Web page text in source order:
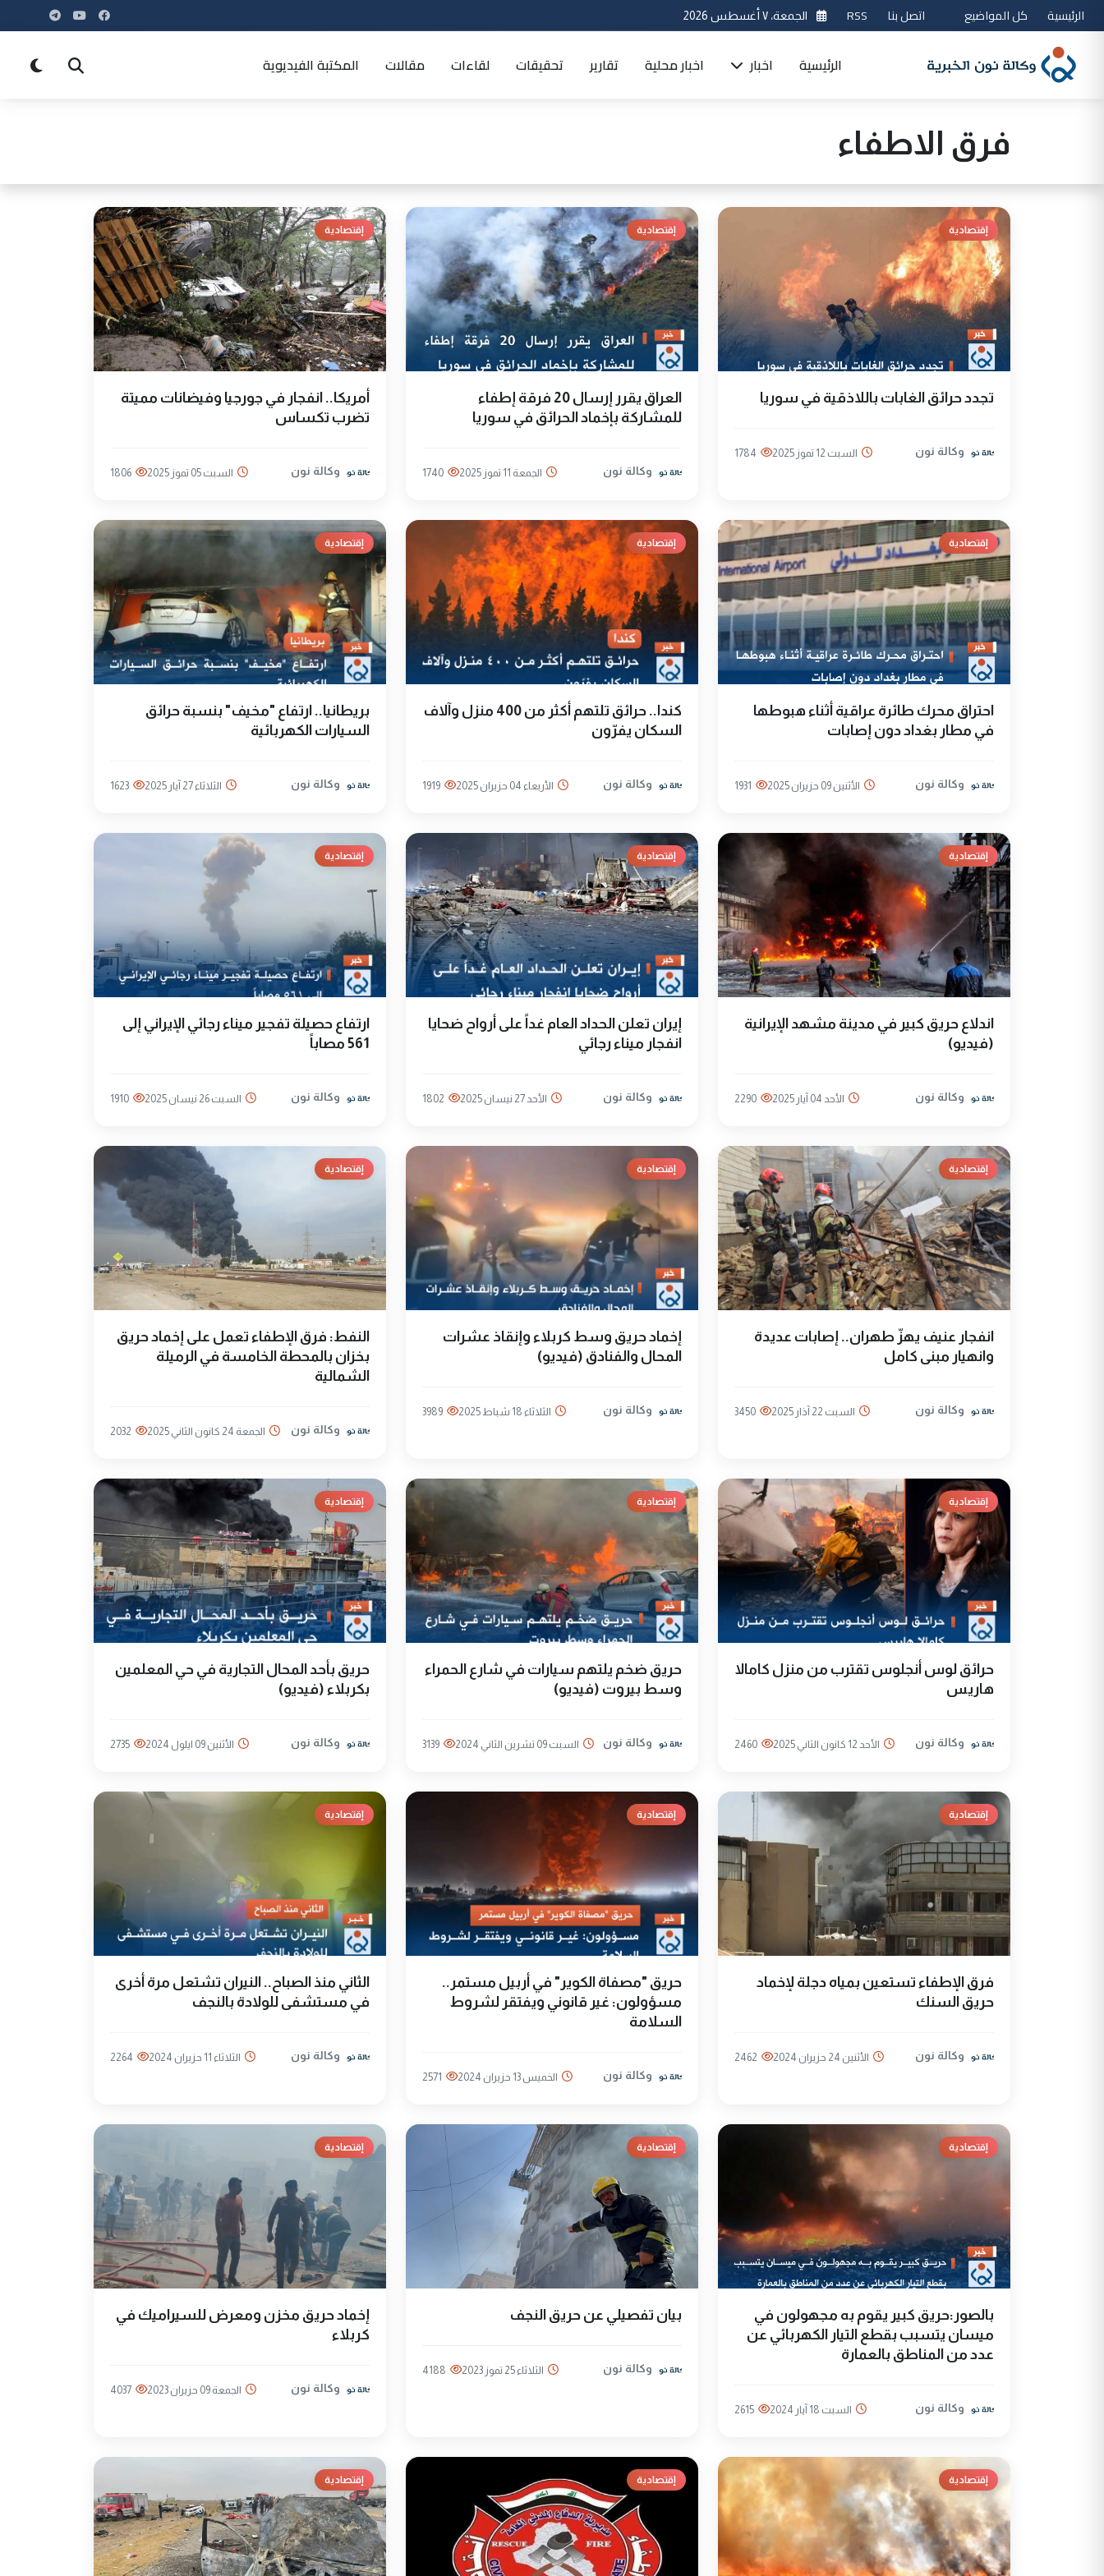
الرئيسية كل المواضيع اتصل بنا RSS الجمعة، ٧ أغسطس 2026
الرئيسية اخبار اخبار محلية تقارير تحقيقات لقاءات مقالات المكتبة الفيديوية
فرق الاطفاء
إقتصادية
تجدد حرائق الغابات باللاذقية في سوريا
وكالة نون السبت 12 تموز 2025 1784
إقتصادية
العراق يقرر إرسال 20 فرقة إطفاء
للمشاركة بإخماد الحرائق في سوريا
وكالة نون الجمعة 11 تموز 2025 1740
إقتصادية
أمريكا.. انفجار في جورجيا وفيضانات مميتة
تضرب تكساس
وكالة نون السبت 05 تموز 2025 1806
إقتصادية
احتراق محرك طائرة عراقية أثناء هبوطها
في مطار بغداد دون إصابات
وكالة نون الأثنين 09 حزيران 2025 1931
إقتصادية
كندا.. حرائق تلتهم أكثر من 400 منزل وآلاف
السكان يفرّون
وكالة نون الأربعاء 04 حزيران 2025 1919
إقتصادية
بريطانيا.. ارتفاع "مخيف" بنسبة حرائق
السيارات الكهربائية
وكالة نون الثلاثاء 27 آيار 2025 1623
إقتصادية
اندلاع حريق كبير في مدينة مشهد الإيرانية
(فيديو)
وكالة نون الأحد 04 آيار 2025 2290
إقتصادية
إيران تعلن الحداد العام غداً على أرواح ضحايا
انفجار ميناء رجائي
وكالة نون الأحد 27 نيسان 2025 1802
إقتصادية
ارتفاع حصيلة تفجير ميناء رجائي الإيراني إلى
561 مصاباً
وكالة نون السبت 26 نيسان 2025 1910
إقتصادية
انفجار عنيف يهزّ طهران.. إصابات عديدة
وانهيار مبنى كامل
وكالة نون السبت 22 آذار 2025 3450
إقتصادية
إخماد حريق وسط كربلاء وإنقاذ عشرات
المحال والفنادق (فيديو)
وكالة نون الثلاثاء 18 شباط 2025 3989
إقتصادية
النفط: فرق الإطفاء تعمل على إخماد حريق
بخزان بالمحطة الخامسة في الرميلة
الشمالية
وكالة نون الجمعة 24 كانون الثاني 2025 2032
إقتصادية
حرائق لوس أنجلوس تقترب من منزل كامالا
هاريس
وكالة نون الأحد 12 كانون الثاني 2025 2460
إقتصادية
حريق ضخم يلتهم سيارات في شارع الحمراء
وسط بيروت (فيديو)
وكالة نون السبت 09 تشرين الثاني 2024 3139
إقتصادية
حريق بأحد المحال التجارية في حي المعلمين
بكربلاء (فيديو)
وكالة نون الأثنين 09 ايلول 2024 2735
إقتصادية
فرق الإطفاء تستعين بمياه دجلة لإخماد
حريق السنك
وكالة نون الأثنين 24 حزيران 2024 2462
إقتصادية
حريق "مصفاة الكوير" في أربيل مستمر..
مسؤولون: غير قانوني ويفتقر لشروط
السلامة
وكالة نون الخميس 13 حزيران 2024 2571
إقتصادية
الثاني منذ الصباح.. النيران تشتعل مرة أخرى
في مستشفى للولادة بالنجف
وكالة نون الثلاثاء 11 حزيران 2024 2264
إقتصادية
بالصور:حريق كبير يقوم به مجهولون في
ميسان يتسبب بقطع التيار الكهربائي عن
عدد من المناطق بالعمارة
وكالة نون السبت 18 آيار 2024 2615
إقتصادية
بيان تفصيلي عن حريق النجف
وكالة نون الثلاثاء 25 تموز 2023 4188
إقتصادية
إخماد حريق مخزن ومعرض للسيراميك في
كربلاء
وكالة نون الجمعة 09 حزيران 2023 4037
إقتصادية إقتصادية إقتصادية